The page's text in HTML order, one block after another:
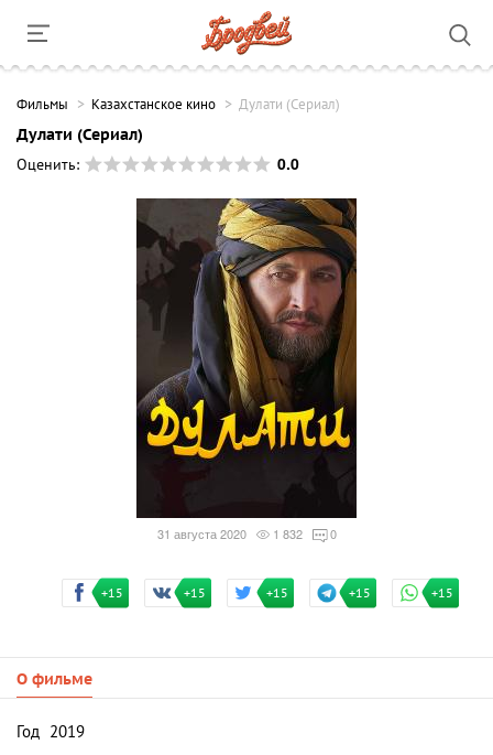
Фильмы Казахстанское кино Дулати (Сериал)
Дулати (Сериал)
Оценить:
0.0
31 августа 2020 1 832 0
+15 +15 +15 +15 +15
О фильме
Год 2019